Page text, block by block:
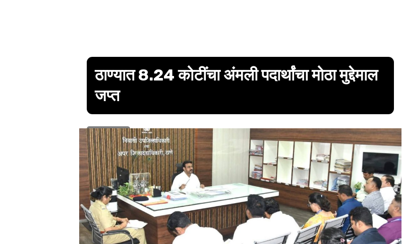
ठाण्यात 8.24 कोटींचा अंमली पदार्थांचा मोठा मुद्देमाल
जप्त
1 min read